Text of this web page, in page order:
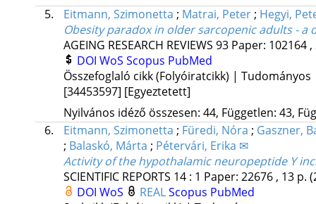
5.
Eitmann, Szimonetta ; Matrai, Peter; Hegyi,
Obesity paradox in older sarcopenic adults - a
AGEING RESEARCH REVIEWS 93 Paper: 102164
DOI WoS Scopus PubMed
Összefoglaló cikk (Folyóiratcikk) | Tudományos
[34453597] [Egyeztetett]
Nyilvános idéző összesen: 44, Független: 43,
6.
Eitmann, Szimonetta ; Füredi, Nóra ; Gaszner,
; Balaskó, Márta ; Pétervári, Erika ✉
Activity of the hypothalamic neuropeptide Y
SCIENTIFIC REPORTS 14: 1 Paper: 22676 , 13 p.
DOI WoS REALScopus PubMed